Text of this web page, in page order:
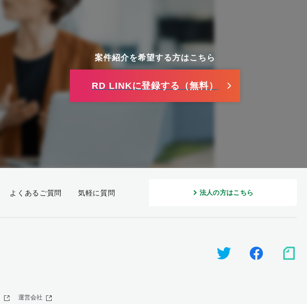
案件紹介を希望する方はこちら
RD LINKに登録する（無料）
よくあるご質問 気軽に質問 法人の方はこちら
運営会社